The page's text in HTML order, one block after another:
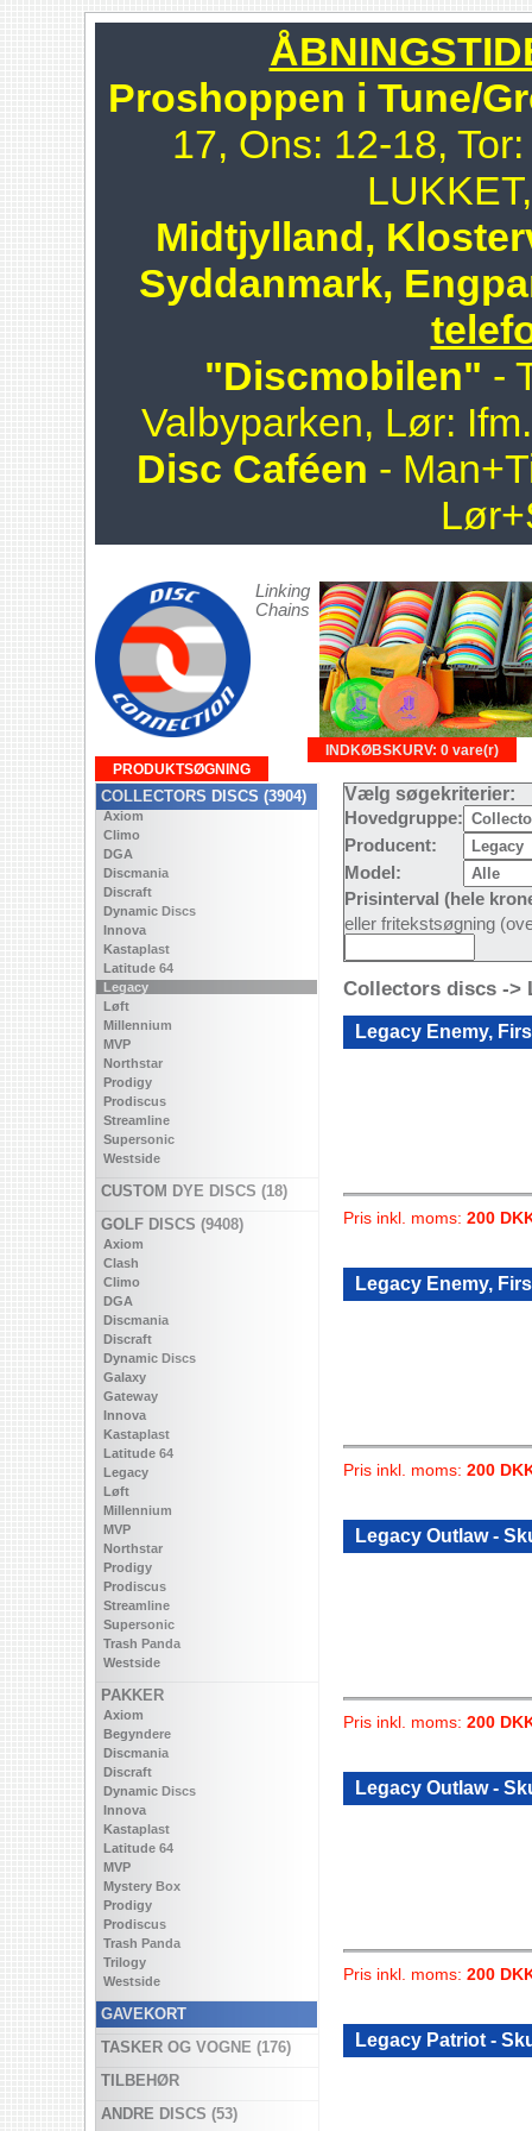
Proshoppen i Tune/
17, Ons: 12-18,
Midtjylland,
Syddanmark,
"Discmobilen" -
Valbyparken, Lør:
Disc Caféen -
Linking
Chains
INDKØBSKURV: 0 vare(r)
PRODUKTSØGNING
COLLECTORS DISCS (3904)
Axiom
Climo
DGA
Discmania
Discraft
Dynamic Discs
Innova
Kastaplast
Latitude 64
Legacy
Løft
Millennium
MVP
Northstar
Prodigy
Prodiscus
Streamline
Supersonic
Westside
CUSTOM DYE DISCS (18)
GOLF DISCS (9408)
Axiom
Clash
Climo
DGA
Discmania
Discraft
Dynamic Discs
Galaxy
Gateway
Innova
Kastaplast
Latitude 64
Legacy
Løft
Millennium
MVP
Northstar
Prodigy
Prodiscus
Streamline
Supersonic
Trash Panda
Westside
PAKKER
Axiom
Begyndere
Discmania
Discraft
Dynamic Discs
Innova
Kastaplast
Latitude 64
MVP
Mystery Box
Prodigy
Prodiscus
Trash Panda
Trilogy
Westside
GAVEKORT
TASKER OG VOGNE (176)
TILBEHØR
ANDRE DISCS (53)
Vælg søgekriterier:
Hovedgruppe:
Producent:
Model:
Prisinterval (hele
eller fritekstsøgning
Collectors discs ->
Legacy Enemy,
Pris inkl. moms: 200
Legacy Enemy,
Pris inkl. moms: 200
Legacy Outlaw -
Pris inkl. moms: 200
Legacy Outlaw -
Pris inkl. moms: 200
Legacy Patriot -